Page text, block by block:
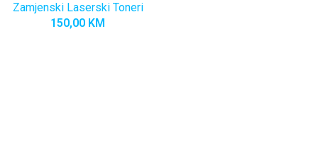
Zamjenski Laserski Toneri
150,00 KM